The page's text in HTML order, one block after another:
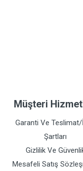
Müşteri
Garanti Ve Teslimat/
Şartları
Gizlilik Ve
Mesafeli Satış